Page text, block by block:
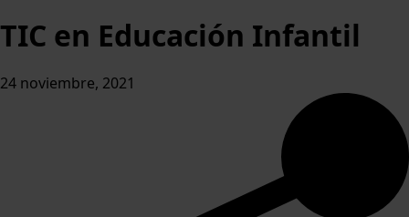
TIC en Educación Infantil
24 noviembre, 2021